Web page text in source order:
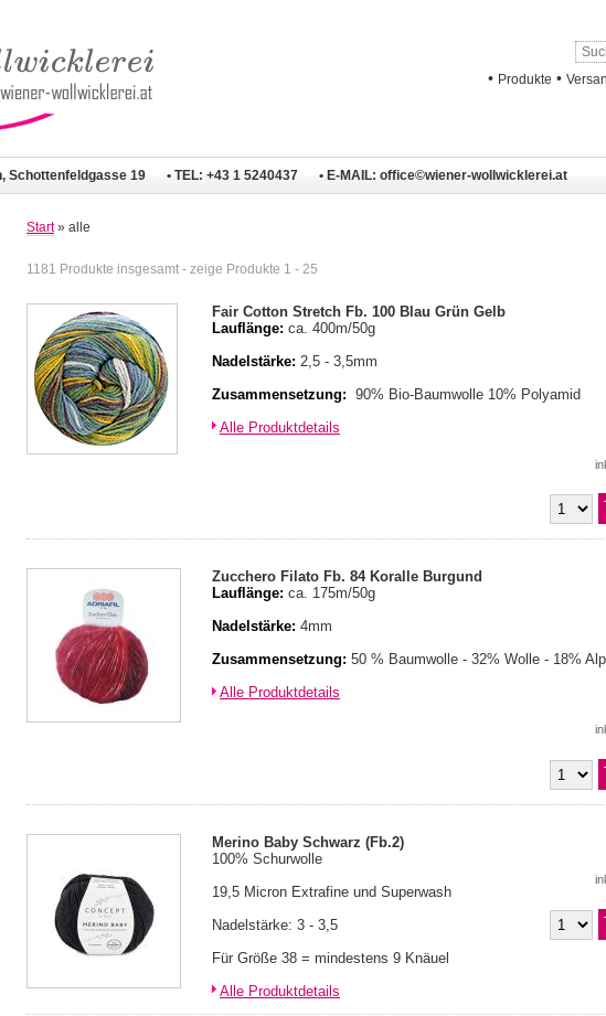
• Produkte •
Schottenfeldgasse 19 • TEL: +43 1 5240437 • E-MAIL:office©wiener-wollwicklerei.at
Start» alle
1181 Produkte insgesamt - zeige Produkte 1 - 25
Fair Cotton Stretch Fb. 100 Blau Grün Gelb
Lauflänge: ca. 400m/50g
Nadelstärke: 2,5 - 3,5mm
Zusammensetzung: 90% Bio-Baumwolle 10% Polyamid
Alle Produktdetails
Zucchero Filato Fb. 84 Koralle Burgund
Lauflänge: ca. 175m/50g
Nadelstärke: 4mm
Zusammensetzung: 50 % Baumwolle - 32% Wolle - 18%
Alle Produktdetails
Merino Baby Schwarz (Fb.2)
100% Schurwolle
19,5 Micron Extrafine und Superwash
Nadelstärke: 3 - 3,5
Für Größe 38 = mindestens 9 Knäuel
Alle Produktdetails